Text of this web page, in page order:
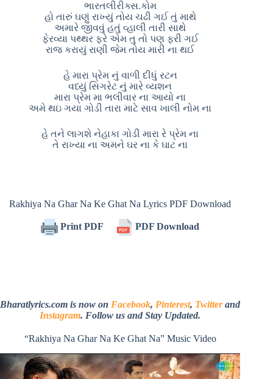
ભારતલીરીક્સ.કોમ
હો તારું ઘણું રાખ્યું તોય ચઢી ગઈ તું માથે
અમારે જીવવું હતું વ્હાલી તારી સાથે
ફેરવ્યા પથ્થર ફરે એમ તુ તો પણ ફરી ગઈ
રાજ કરાયું રાણી જેમ તોય મારી ના થઈ
હે મારા પ્રેમ નું વાળી દીધું રટન
વધ્યું સિગરેટ નું મારે વ્યશન
મારા પ્રેમ મા ભલીવાર ના આયો ના
અમે થઇ ગયા ગોડી તારા માટે સાવ ખાલી નોમ ના
હે તને લાગશે નેહાકા ગોડી મારા રે પ્રેમ ના
તે રાખ્યા ના અમને ઘર ના કે ઘાટ ના
Rakhiya Na Ghar Na Ke Ghat Na Lyrics PDF Download
Print PDF PDF Download
Bharatlyrics.com is now on Facebook, Pinterest, Twitterand
Instagram. Follow us and Stay Updated.
“Rakhiya Na Ghar Na Ke Ghat Na” Music Video